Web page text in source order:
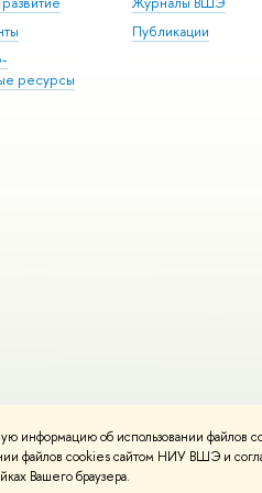
информацию об использовании файлов
файлов cookies сайтом НИУ ВШЭ и
Вашего браузера.
ресурсы
Публикации
конфиденциальности Карта сайта